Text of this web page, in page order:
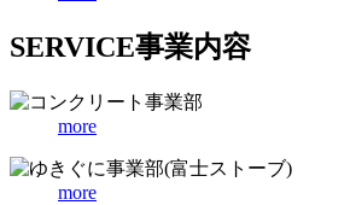
SERVICE事業内容
more
more